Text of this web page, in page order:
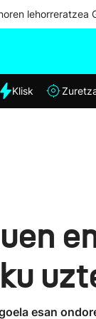
lehorreratzea
Klisk
esan